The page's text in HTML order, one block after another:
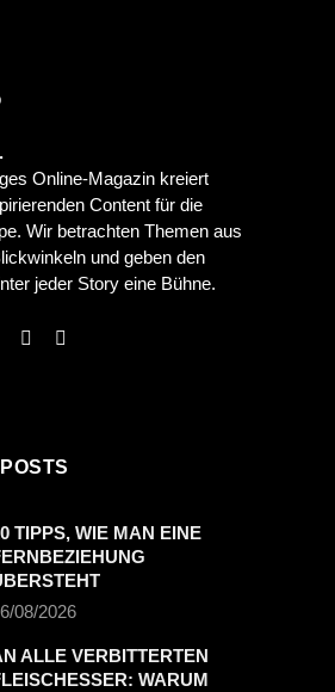
Online-Magazin kreiert
Content für die
Wir betrachten Themen aus
und geben den
jeder Story eine Bühne.
TIPPS, WIE MAN EINE
08/2026
ALLE VERBITTERTEN
WARUM